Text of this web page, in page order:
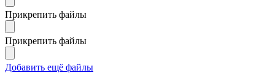
Прикрепить файлы
Прикрепить файлы
Добавить ещё файлы